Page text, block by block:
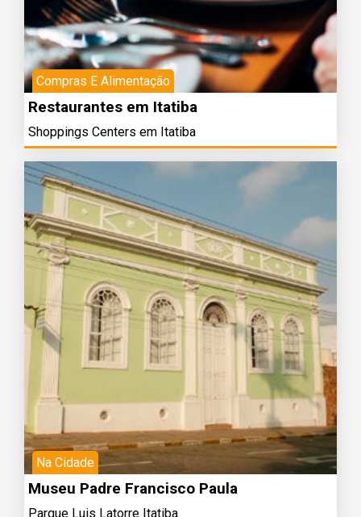
Compras E Alimentação
Restaurantes em Itatiba
Shoppings Centers em Itatiba
Na Cidade
Museu Padre Francisco Paula
Parque Luis Latorre Itatiba